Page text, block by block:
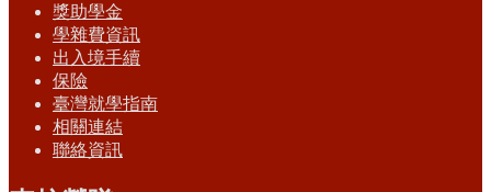
獎助學金
學雜費資訊
出入境手續
保險
臺灣就學指南
相關連結
聯絡資訊